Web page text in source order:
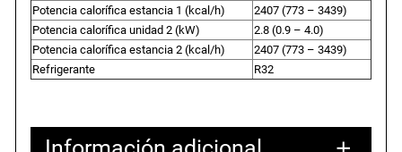
Potencia calorífica estancia 1 (kcal/h)
2407 (773 – 3439)
Potencia calorífica unidad 2 (kW)
2.8 (0.9 – 4.0)
Potencia calorífica estancia 2 (kcal/h)
2407 (773 – 3439)
Refrigerante
R32